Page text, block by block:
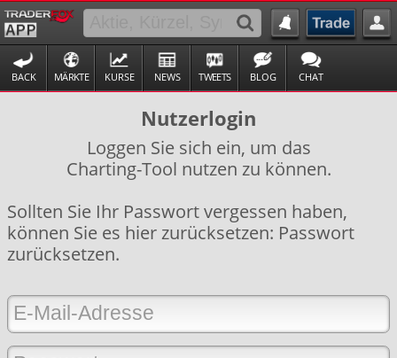
BACK MÄRKTE KURSE NEWS TWEETS BLOG CHAT
Nutzerlogin
Loggen Sie sich ein, um das
Charting-Tool nutzen zu können.
Sollten Sie Ihr Passwort vergessen haben,
können Sie es hier zurücksetzen: Passwort
zurücksetzen.